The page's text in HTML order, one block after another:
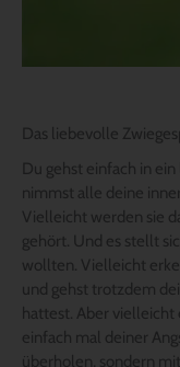
Das liebevolle
Du gehst einfach in
nimmst alle deine
Vielleicht werden sie
gehört. Und es stellt
wollten. Vielleicht
und gehst trotzdem
hattest. Aber vielleicht
einfach mal deiner
überholen, sondern